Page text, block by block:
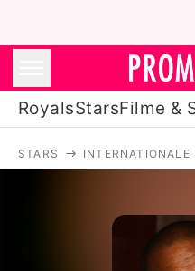
RoyalsStarsFilme &
Filme
STARS INTERNATIONALE